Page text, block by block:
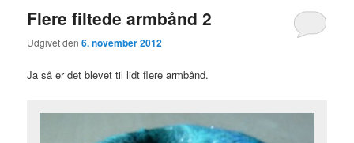
Flere filtede armbånd 2
Udgivet den6. november 2012
Ja så er det blevet til lidt flere armbånd.